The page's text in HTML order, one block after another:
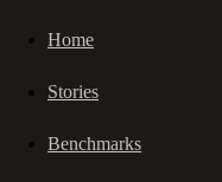
Home
Stories
Benchmarks